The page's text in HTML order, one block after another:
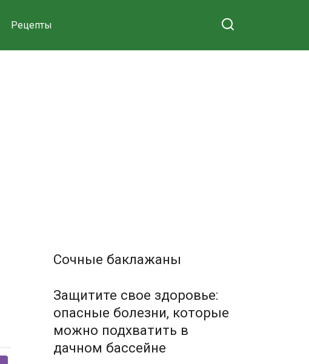
Рецепты
Сочные баклажаны
Защитите свое здоровье:
опасные болезни, которые
можно подхватить в
дачном бассейне